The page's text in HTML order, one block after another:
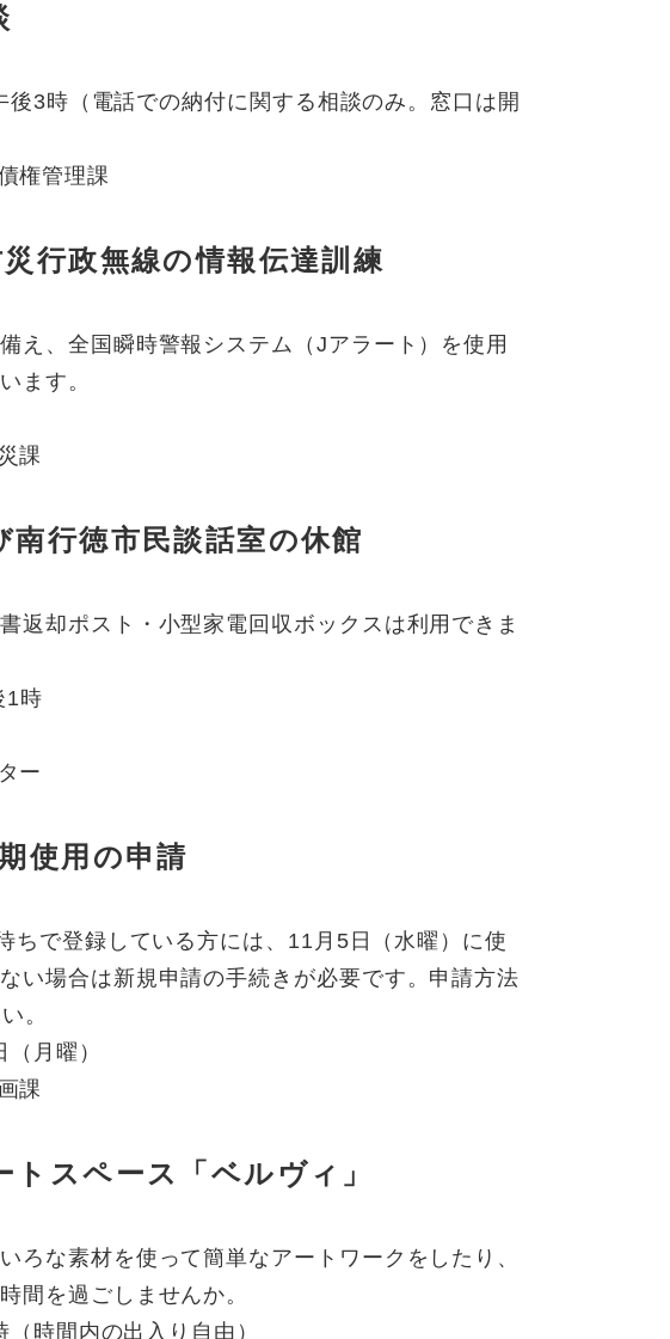
3時（電話での納付に関する相談のみ。窓口は開
権管理課
行政無線の情報伝達訓練
え、全国瞬時警報システム（Jアラート）を使用
ます。
課
行徳市民談話室の休館
返却ポスト・小型家電回収ボックスは利用できま
1時
ー
使用の申請
ちで登録している方には、11月5日（水曜）に使
い場合は新規申請の手続きが必要です。申請方法
。
月曜）
課
スペース「ベルヴィ」
ろな素材を使って簡単なアートワークをしたり、
間を過ごしませんか。
時間内の出入り自由）